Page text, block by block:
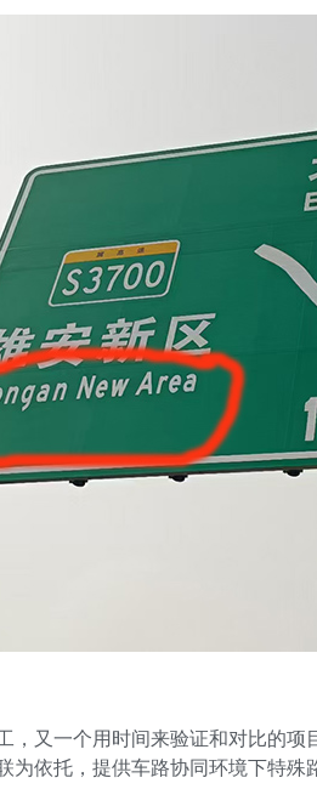
，又一个用时间来验证和对比的
为依托，提供车路协同环境下特殊